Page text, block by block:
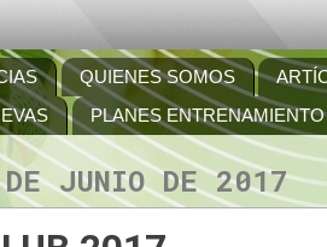
QUIENES SOMOS
PLANES ENTRENAMIENTO
JUNIO DE 2017